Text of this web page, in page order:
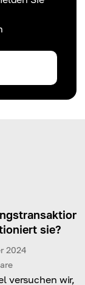
sie?
2024
versuchen wir,